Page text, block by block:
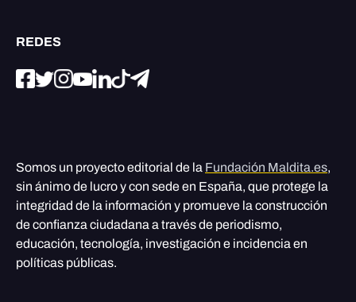
REDES
Somos un proyecto editorial de la Fundación Maldita.es,
sin ánimo de lucro y con sede en España, que protege la
integridad de la información y promueve la construcción
de confianza ciudadana a través de periodismo,
educación, tecnología, investigación e incidencia en
políticas públicas.